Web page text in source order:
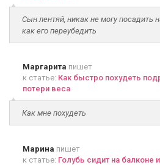
Сын лентяй, никак не могу посадить
как его переубедить
Маргарита пишет
к статье: Как быстро похудеть
потери веса
Как мне похудеть
Марина пишет
к статье: Голубь сидит на балконе